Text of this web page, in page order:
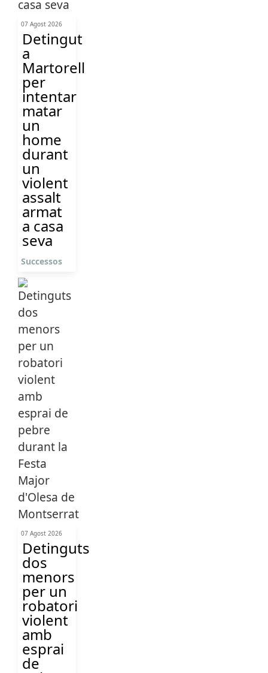
07 Agost 2026
Detingut
a
Martorell
per
intentar
matar
un
home
durant
un
violent
assalt
armat
a casa
seva
Successos
07 Agost 2026
Detinguts
dos
menors
per un
robatori
violent
amb
esprai
de